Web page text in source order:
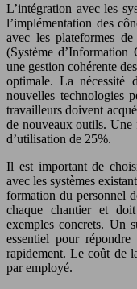
L’intégration avec les
l’implémentation des
avec les plateformes
(Système d’Information
une gestion cohérente
optimale. La nécessité
nouvelles technologies
travailleurs doivent
de nouveaux outils. Une
d’utilisation de 25%.
Il est important de
avec les systèmes
formation du personnel
chaque chantier et
exemples concrets. Un
essentiel pour
rapidement. Le coût de
par employé.